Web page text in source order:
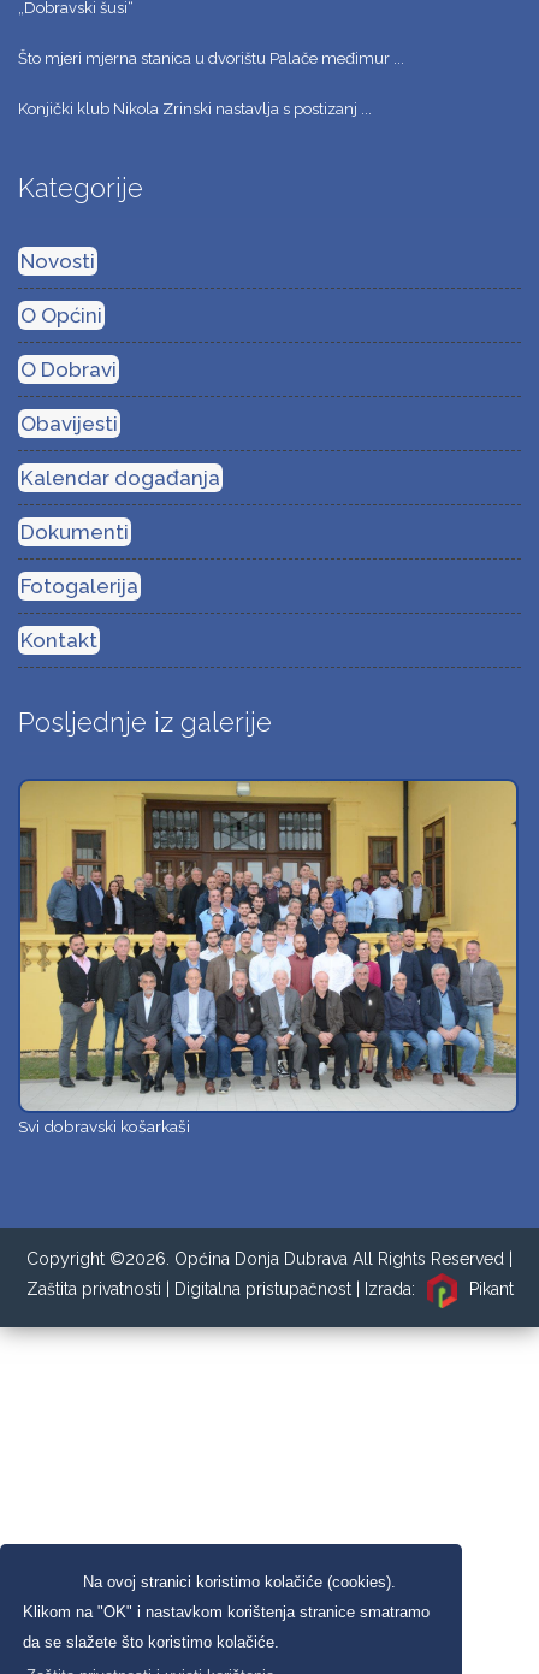
Na ovoj stranici koristimo kolačiće (cookies).
Klikom na "OK" i nastavkom korištenja stranice smatramo
da se slažete što koristimo kolačiće.
„Dobravski šusi“
Što mjeri mjerna stanica u dvorištu Palače međimur ...
Konjički klub Nikola Zrinski nastavlja s postizanj ...
Kategorije
Novosti
O Općini
O Dobravi
Obavijesti
Kalendar događanja
Dokumenti
Fotogalerija
Kontakt
Posljednje iz galerije
Svi dobravski košarkaši
Copyright ©2026. Općina Donja Dubrava All Rights Reserved |
Zaštita privatnosti
Digitalna pristupačnost| Izrada: Pikant